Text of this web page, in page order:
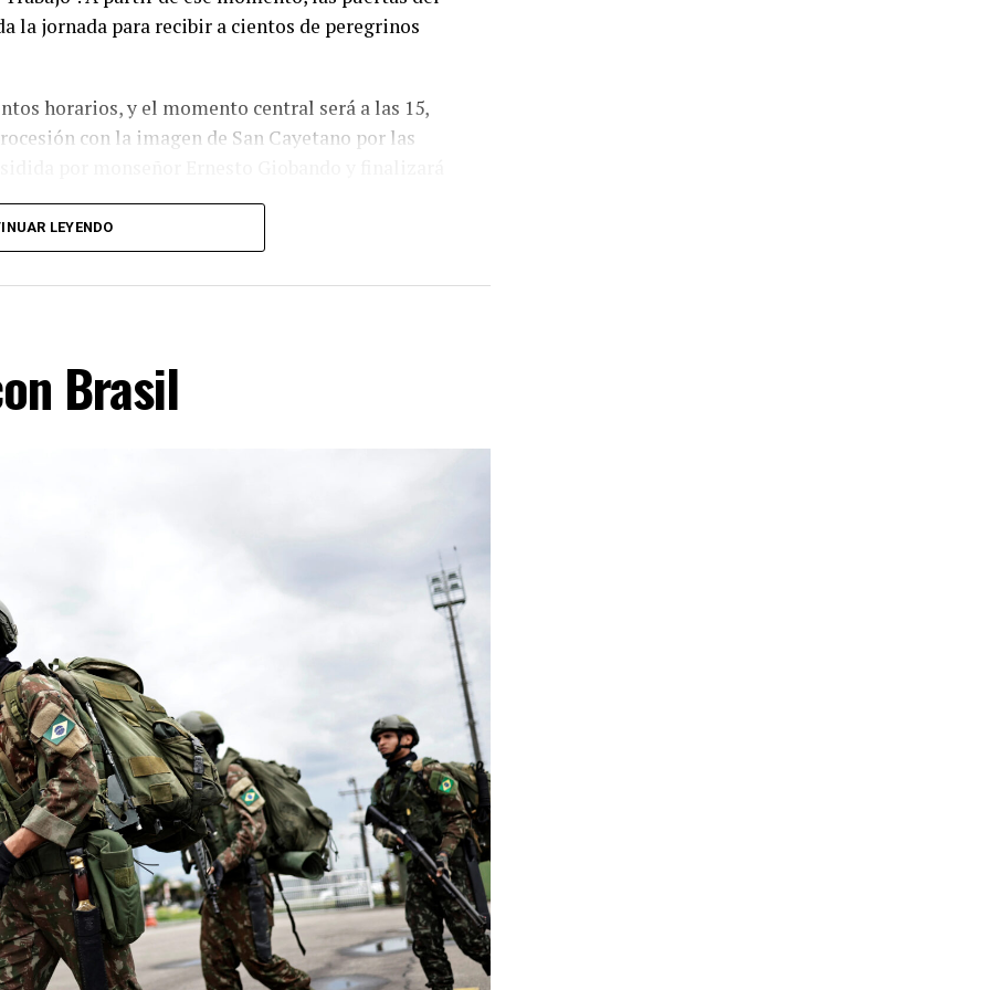
la jornada para recibir a cientos de peregrinos
horarios, y el momento central será a las 15,
con la imagen de San Cayetano por las
a participar de la celebración y a acercarse
la esperanza y pidamos la intercesión de
una tradición que atraviesa generaciones.
LEYENDO
Brasil